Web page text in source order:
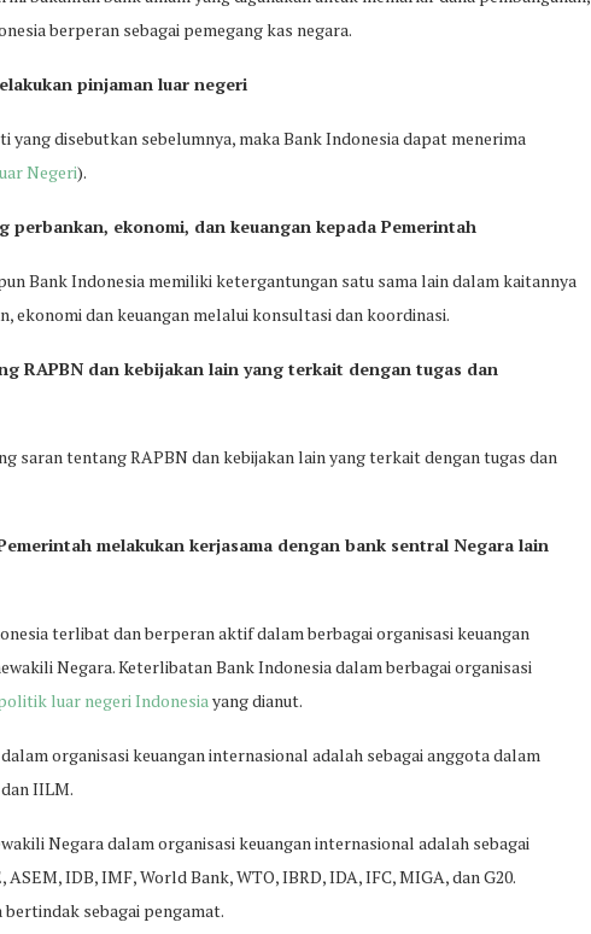
berperan sebagai pemegang kas negara.
pinjaman luar negeri
yang disebutkan sebelumnya, maka Bank Indonesia dapat menerima
Negeri).
perbankan, ekonomi, dan keuangan kepada Pemerintah
Bank Indonesia memiliki ketergantungan satu sama lain dalam kaitannya
ekonomi dan keuangan melalui konsultasi dan koordinasi.
RAPBN dan kebijakan lain yang terkait dengan tugas dan
saran tentang RAPBN dan kebijakan lain yang terkait dengan tugas dan
melakukan kerjasama dengan bank sentral Negara lain
terlibat dan berperan aktif dalam berbagai organisasi keuangan
Negara. Keterlibatan Bank Indonesia dalam berbagai organisasi
luar negeri Indonesiayang dianut.
organisasi keuangan internasional adalah sebagai anggota dalam
IILM.
Negara dalam organisasi keuangan internasional adalah sebagai
IDB, IMF, World Bank, WTO, IBRD, IDA, IFC, MIGA, dan G20.
bertindak sebagai pengamat.